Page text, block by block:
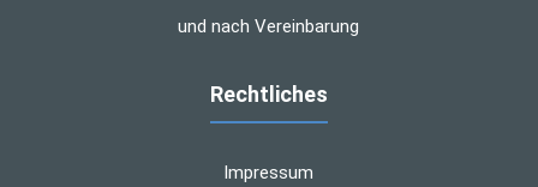
und nach Vereinbarung
Rechtliches
Impressum